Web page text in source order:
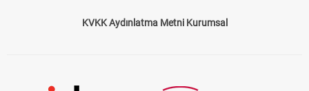
KVKK Aydınlatma Metni Kurumsal